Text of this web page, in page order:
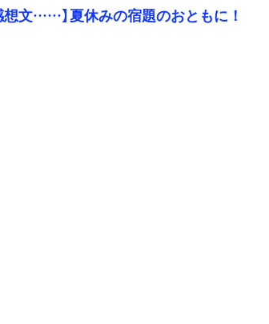
想文……】夏休みの宿題のおともに！